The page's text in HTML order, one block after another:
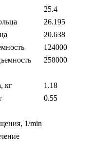
25.4
26.195
20.638
124000
258000
кг
1.18
0.55
1/min